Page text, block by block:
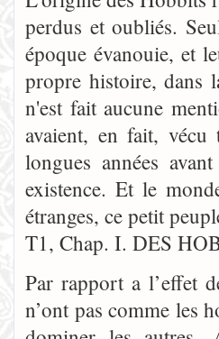
perdus et oubliés.
époque évanouie, et
propre histoire, dans
n'est fait aucune
avaient, en fait,
longues années
existence. Et le
étranges, ce petit
T1, Chap. I. DES
Par rapport a l’effet
n’ont pas comme les